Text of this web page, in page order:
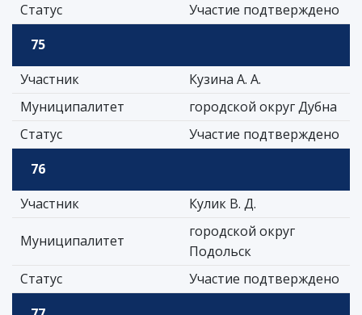
Статус
Участие подтверждено
75
Участник
Кузина А. А.
Муниципалитет
городской округ Дубна
Статус
Участие подтверждено
76
Участник
Кулик В. Д.
Муниципалитет
городской округ
Подольск
Статус
Участие подтверждено